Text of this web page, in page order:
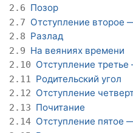
2.6 Позор
2.7 Отступление второе
2.8 Разлад
2.9 На веяниях времени
2.10 Отступление
2.11 Родительский угол
2.12 Отступление
2.13 Почитание
2.14 Отступление пятое